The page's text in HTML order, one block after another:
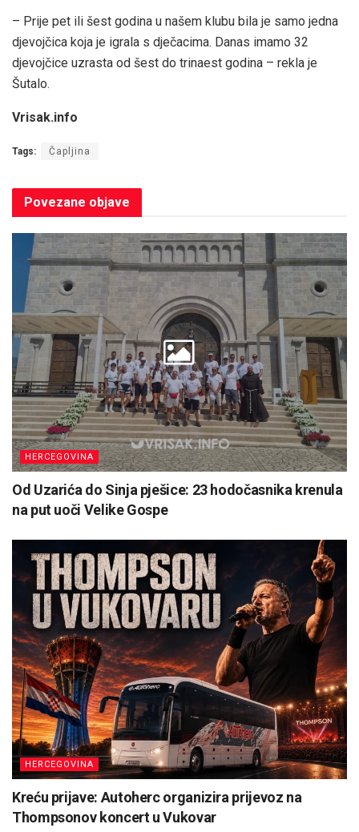
– Prije pet ili šest godina u našem klubu bila je samo jedna
djevojčica koja je igrala s dječacima. Danas imamo 32
djevojčice uzrasta od šest do trinaest godina – rekla je
Šutalo.
Vrisak.info
Tags: Čapljina
Povezane objave
HERCEGOVINA
Od Uzarića do Sinja pješice: 23 hodočasnika krenula
na put uoči Velike Gospe
HERCEGOVINA
Kreću prijave: Autoherc organizira prijevoz na
Thompsonov koncert u Vukovar